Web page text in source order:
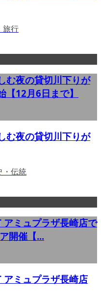
旅行
む夜の貸切川下りが
12月6日まで】
む夜の貸切川下りが
・伝統
アミュプラザ長崎店で
開催【...
アミュプラザ長崎店